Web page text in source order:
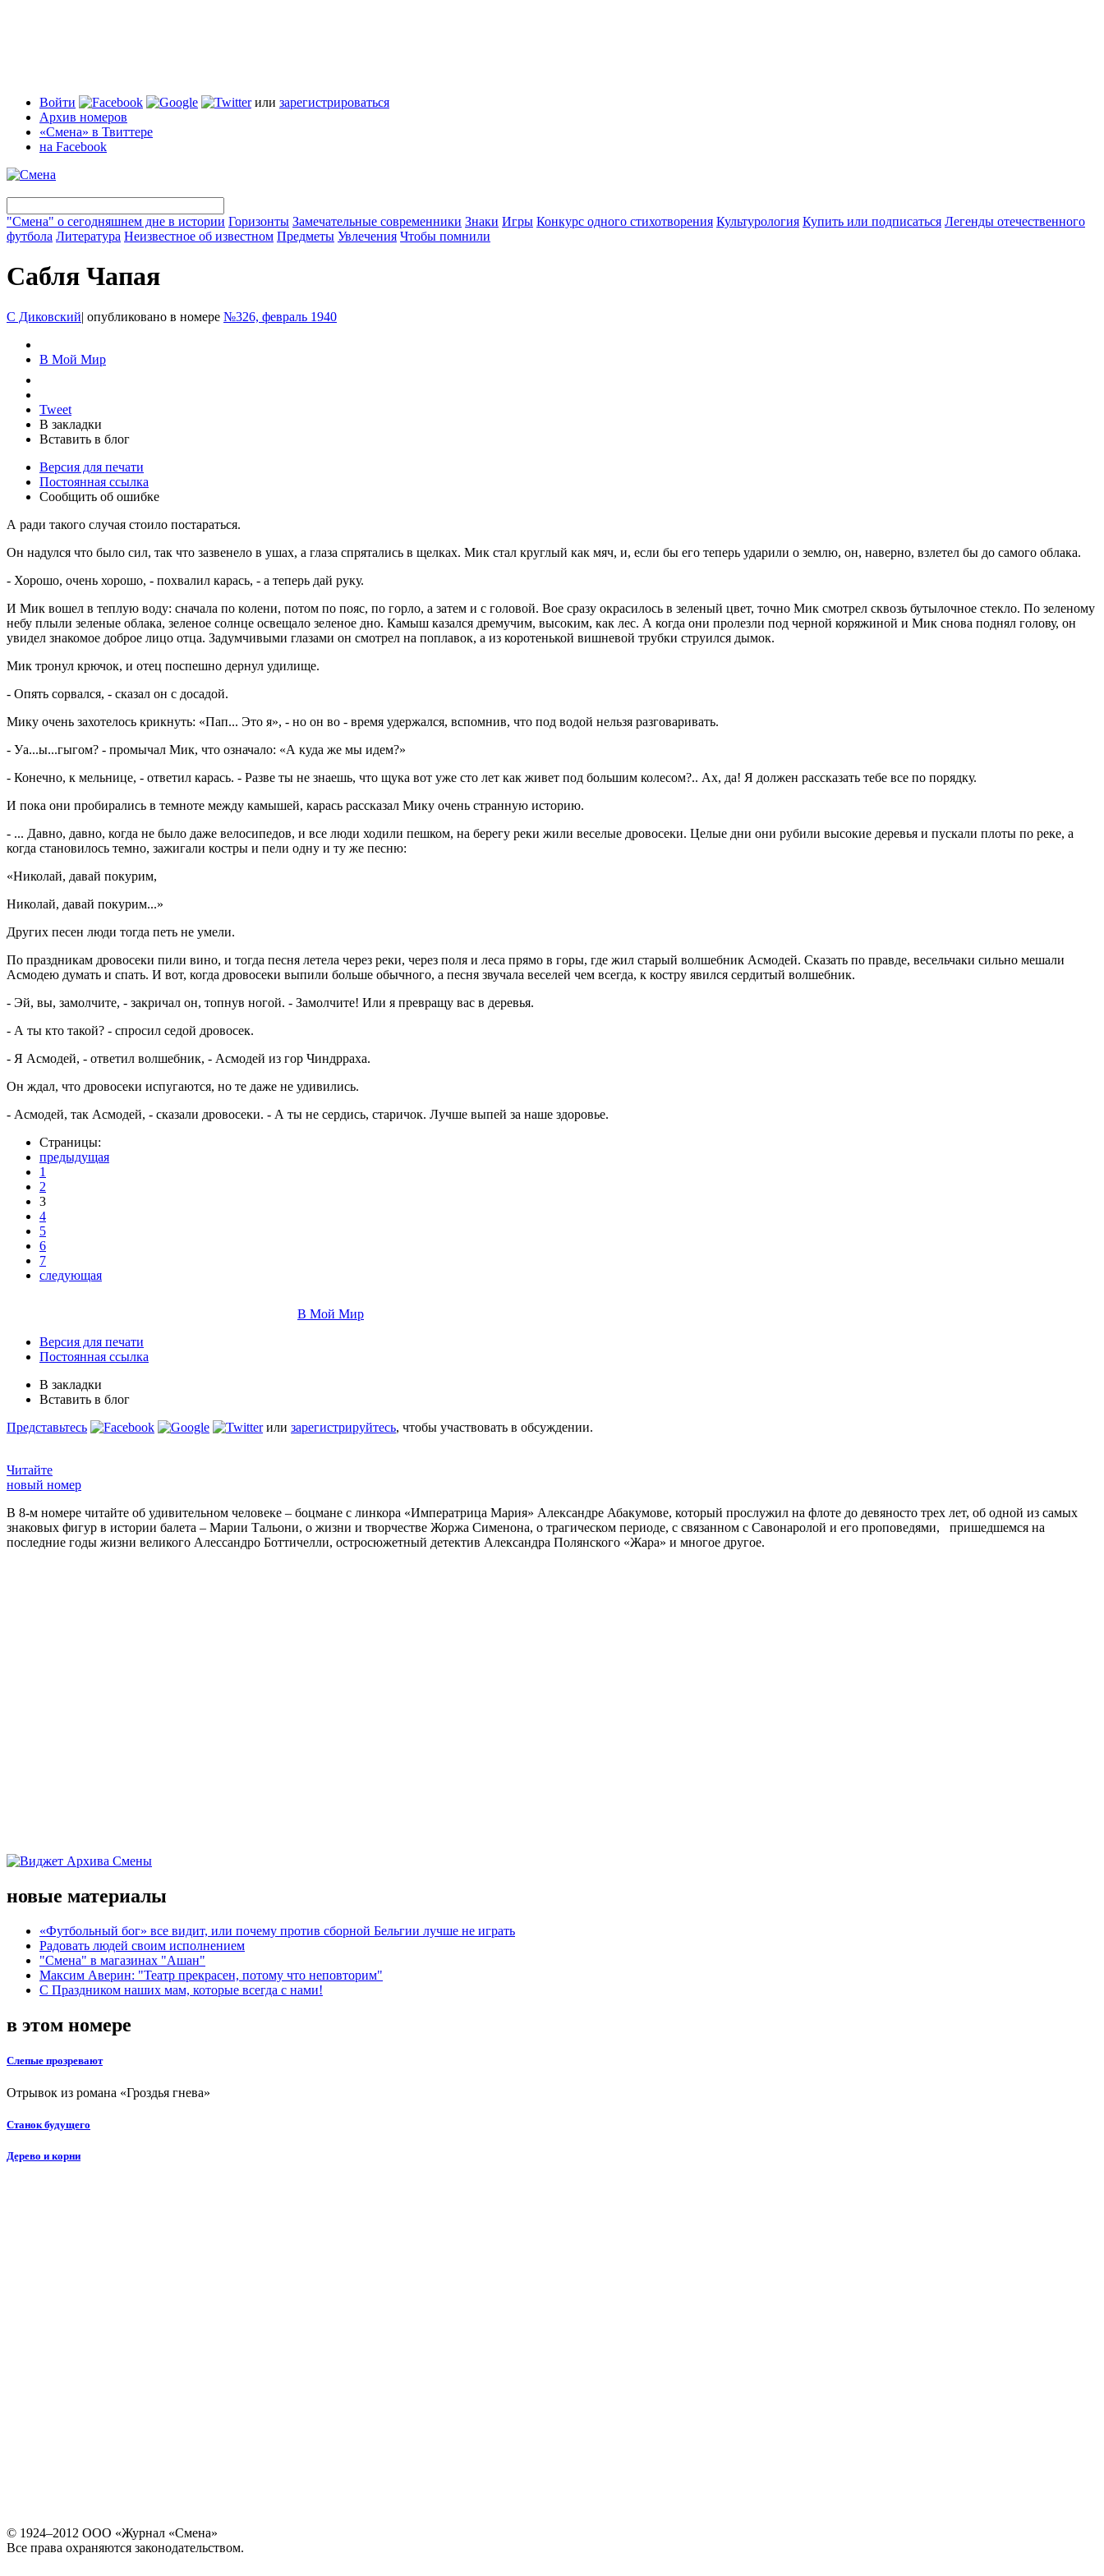
Войти или зарегистрироваться
Архив номеров
«Смена» в Твиттере
на Facebook
"Смена" о сегодняшнем дне в истории Горизонты Замечательные современники Знаки Игры Конкурс одного стихотворения Культурология Купить или подписаться Легенды отечественного
футбола Литература Неизвестное об известном Предметы Увлечения Чтобы помнили
Сабля Чапая
С Диковский| опубликовано в номере №326, февраль 1940
В Мой Мир
Tweet
В закладки
Вставить в блог
Версия для печати
Постоянная ссылка
Сообщить об ошибке
А ради такого случая стоило постараться.
Он надулся что было сил, так что зазвенело в ушах, а глаза спрятались в щелках. Мик стал круглый как мяч, и, если бы его теперь ударили о землю, он, наверно, взлетел бы до самого облака.
- Хорошо, очень хорошо, - похвалил карась, - а теперь дай руку.
И Мик вошел в теплую воду: сначала по колени, потом по пояс, по горло, а затем и с головой. Вое сразу окрасилось в зеленый цвет, точно Мик смотрел сквозь бутылочное стекло. По зеленому
небу плыли зеленые облака, зеленое солнце освещало зеленое дно. Камыш казался дремучим, высоким, как лес. А когда они пролезли под черной коряжиной и Мик снова поднял голову, он
увидел знакомое доброе лицо отца. Задумчивыми глазами он смотрел на поплавок, а из коротенькой вишневой трубки струился дымок.
Мик тронул крючок, и отец поспешно дернул удилище.
- Опять сорвался, - сказал он с досадой.
Мику очень захотелось крикнуть: «Пап... Это я», - но он во - время удержался, вспомнив, что под водой нельзя разговаривать.
- Уа...ы...гыгом? - промычал Мик, что означало: «А куда же мы идем?»
- Конечно, к мельнице, - ответил карась. - Разве ты не знаешь, что щука вот уже сто лет как живет под большим колесом?.. Ах, да! Я должен рассказать тебе все по порядку.
И пока они пробирались в темноте между камышей, карась рассказал Мику очень странную историю.
- ... Давно, давно, когда не было даже велосипедов, и все люди ходили пешком, на берегу реки жили веселые дровосеки. Целые дни они рубили высокие деревья и пускали плоты по реке, а
когда становилось темно, зажигали костры и пели одну и ту же песню:
«Николай, давай покурим,
Николай, давай покурим...»
Других песен люди тогда петь не умели.
По праздникам дровосеки пили вино, и тогда песня летела через реки, через поля и леса прямо в горы, где жил старый волшебник Асмодей. Сказать по правде, весельчаки сильно мешали
Асмодею думать и спать. И вот, когда дровосеки выпили больше обычного, а песня звучала веселей чем всегда, к костру явился сердитый волшебник.
- Эй, вы, замолчите, - закричал он, топнув ногой. - Замолчите! Или я превращу вас в деревья.
- А ты кто такой? - спросил седой дровосек.
- Я Асмодей, - ответил волшебник, - Асмодей из гор Чиндрраха.
Он ждал, что дровосеки испугаются, но те даже не удивились.
- Асмодей, так Асмодей, - сказали дровосеки. - А ты не сердись, старичок. Лучше выпей за наше здоровье.
Страницы:
предыдущая
1
2
3
4
5
6
7
следующая
В Мой Мир
Версия для печати
Постоянная ссылка
В закладки
Вставить в блог
Представьтесь
или зарегистрируйтесь, чтобы участвовать в обсуждении.
Читайте
новый номер
В 8-м номере читайте об удивительном человеке – боцмане с линкора «Императрица Мария» Александре Абакумове, который прослужил на флоте до девяносто трех лет, об одной из самых
знаковых фигур в истории балета – Марии Тальони, о жизни и творчестве Жоржа Сименона, о трагическом периоде, с связанном с Савонаролой и его проповедями, пришедшемся на
последние годы жизни великого Алессандро Боттичелли, остросюжетный детектив Александра Полянского «Жара» и многое другое.
новые материалы
«Футбольный бог» все видит, или почему против сборной Бельгии лучше не играть
Радовать людей своим исполнением
"Смена" в магазинах "Ашан"
Максим Аверин: "Театр прекрасен, потому что неповторим"
С Праздником наших мам, которые всегда с нами!
в этом номере
Слепые прозревают
Отрывок из романа «Гроздья гнева»
Станок будущего
Дерево и корни
© 1924–2012 ООО «Журнал «Смена»
Все права охраняются законодательством.